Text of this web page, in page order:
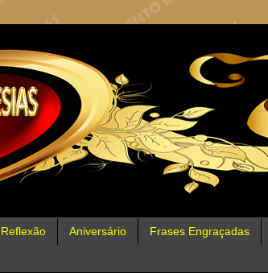
Reflexão Aniversário Frases Engraçadas